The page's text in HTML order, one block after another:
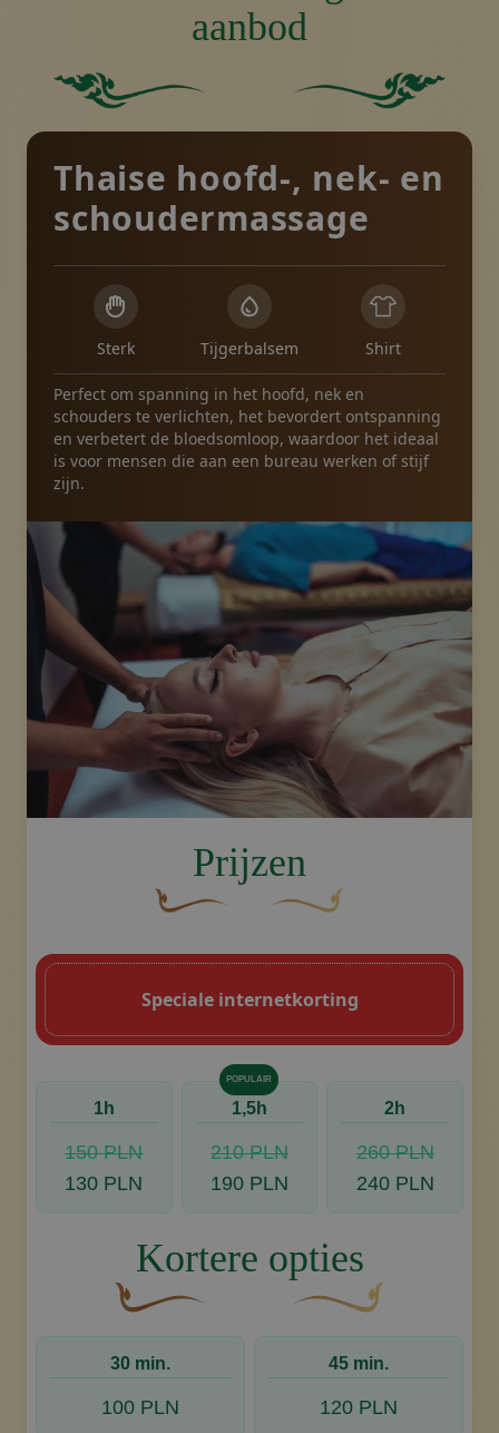
aanbod
Thaise hoofd-, nek- en
schoudermassage
Sterk Tijgerbalsem Shirt
Perfect om spanning in het hoofd, nek en
schouders te verlichten, het bevordert ontspanning
en verbetert de bloedsomloop, waardoor het ideaal
is voor mensen die aan een bureau werken of stijf
zijn.
Prijzen
Speciale internetkorting
1h
150 PLN
130 PLN
POPULAIR
1,5h
210 PLN
190 PLN
2h
260 PLN
240 PLN
Kortere opties
30 min.
100 PLN
45 min.
120 PLN